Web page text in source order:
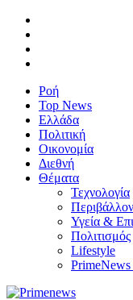
Ροή
Top News
Ελλάδα
Πολιτική
Οικονομία
Διεθνή
Θέματα
Τεχνολογία
Υγεία &
Πολιτισμός
Lifestyle